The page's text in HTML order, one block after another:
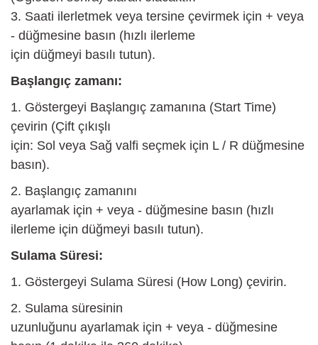
3. Saati ilerletmek veya tersine çevirmek için + veya
- düğmesine basın (hızlı ilerleme
için düğmeyi basılı tutun).
Başlangıç zamanı:
1. Göstergeyi Başlangıç zamanına (Start Time)
çevirin (Çift çıkışlı
için: Sol veya Sağ valfi seçmek için L / R düğmesine
basın).
2. Başlangıç zamanını
ayarlamak için + veya - düğmesine basın (hızlı
ilerleme için düğmeyi basılı tutun).
Sulama Süresi:
1. Göstergeyi Sulama Süresi (How Long) çevirin.
2. Sulama süresinin
uzunluğunu ayarlamak için + veya - düğmesine